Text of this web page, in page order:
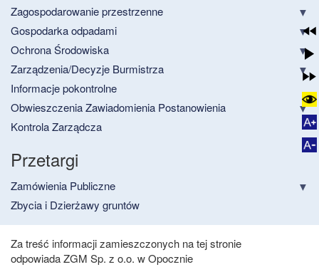
Zagospodarowanie przestrzenne
Gospodarka odpadami
Ochrona Środowiska
Zarządzenia/Decyzje Burmistrza
Informacje pokontrolne
Obwieszczenia Zawiadomienia Postanowienia
Kontrola Zarządcza
Przetargi
Zamówienia Publiczne
Zbycia i Dzierżawy gruntów
Za treść informacji zamieszczonych na tej stronie
odpowiada ZGM Sp. z o.o. w Opocznie